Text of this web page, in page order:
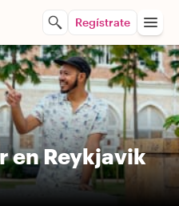
Regístrate
en Reykjavik